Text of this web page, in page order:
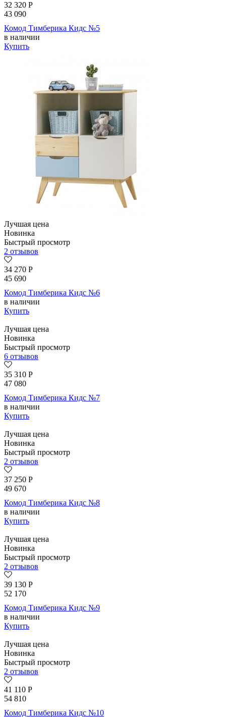
32 320 Р
43 090
Комод Тимберика Кидс №5
в наличии
Купить
Лучшая цена
Новинка
Быстрый просмотр
2 отзывов
34 270 Р
45 690
Комод Тимберика Кидс №6
в наличии
Купить
Лучшая цена
Новинка
Быстрый просмотр
6 отзывов
35 310 Р
47 080
Комод Тимберика Кидс №7
в наличии
Купить
Лучшая цена
Новинка
Быстрый просмотр
2 отзывов
37 250 Р
49 670
Комод Тимберика Кидс №8
в наличии
Купить
Лучшая цена
Новинка
Быстрый просмотр
2 отзывов
39 130 Р
52 170
Комод Тимберика Кидс №9
в наличии
Купить
Лучшая цена
Новинка
Быстрый просмотр
2 отзывов
41 110 Р
54 810
Комод Тимберика Кидс №10